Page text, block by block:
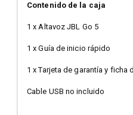
Contenido de la caja
1 x Altavoz JBL Go 5
1 x Guía de inicio rápido
1 x Tarjeta de garantía y ficha
Cable USB no incluido